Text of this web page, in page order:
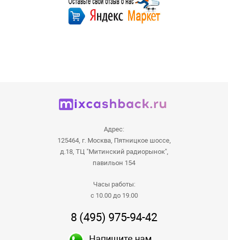
Адрес:
125464, г. Москва, Пятницкое шоссе,
д.18, ТЦ "Митинский радиорынок",
павильон 154
Часы работы:
с 10.00 до 19.00
8 (495) 975-94-42